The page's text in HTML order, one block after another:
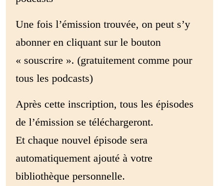
Une fois l’émission trouvée, on peut s’y
abonner en cliquant sur le bouton
« souscrire ». (gratuitement comme pour
tous les podcasts)
Après cette inscription, tous les épisodes
de l’émission se téléchargeront.
Et chaque nouvel épisode sera
automatiquement ajouté à votre
bibliothèque personnelle.